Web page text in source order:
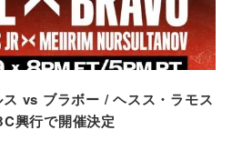
vs ブラボー / ヘスス・ラモス
興行で開催決定